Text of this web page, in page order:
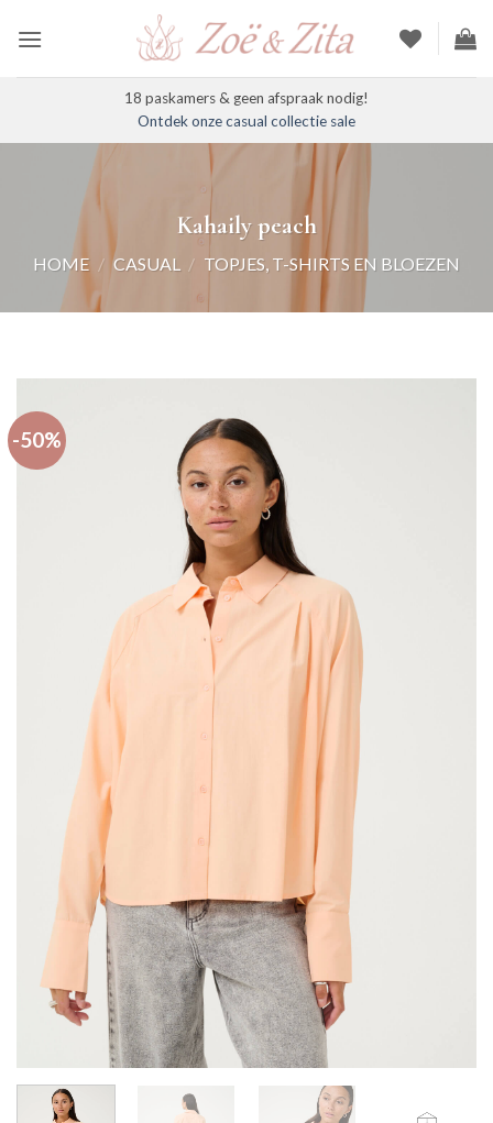
naar
18 paskamers & geen afspraak nodig!
Ontdek onze casual collectie sale
Kahaily peach
HOME / CASUAL / TOPJES, T-SHIRTS EN BLOEZEN
-50%